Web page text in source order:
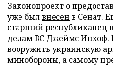
Законопроект о
уже былвнесен в Сенат.
старший республиканец
делам ВС Джеймс Инхоф.
вооружить украинскую
минобороны, а самому